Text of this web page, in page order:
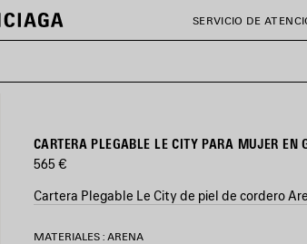
SERVICIO DE
FAVORITOSCARTERA PLEGABLE LE CITY PARA MUJER EN
565 €
Cartera Plegable Le City de piel de cordero
COLORES
MATERIALES : ARENA